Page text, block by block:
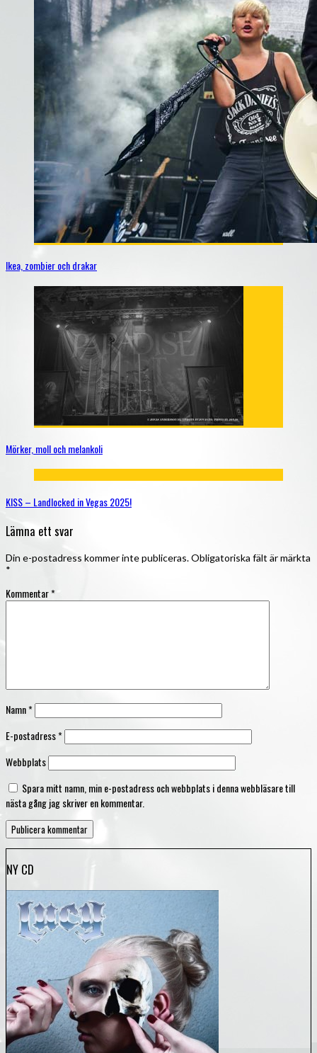
Ikea, zombier och drakar
Mörker, moll och melankoli
KISS – Landlocked in Vegas 2025!
Lämna ett svar
Din e-postadress kommer inte publiceras.Obligatoriska fält är märkta
*
Kommentar*
Namn*
E-postadress*
Webbplats
Spara mitt namn, min e-postadress och webbplats i denna webbläsare till
nästa gång jag skriver en kommentar.
NY CD